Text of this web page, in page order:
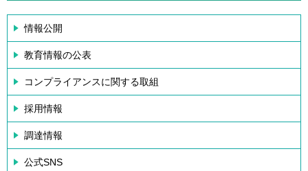
情報公開
教育情報の公表
コンプライアンスに関する取組
採用情報
調達情報
公式SNS